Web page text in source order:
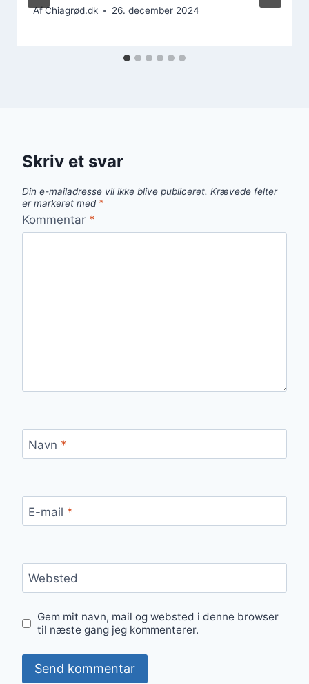
AfChiagrød.dk 26. december 2024
Skriv et svar
Din e-mailadresse vil ikke blive publiceret. Krævede felter
er markeret med *
Kommentar *
Navn *
E-mail *
Websted
Gem mit navn, mail og websted i denne browser
til næste gang jeg kommenterer.